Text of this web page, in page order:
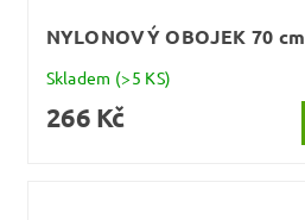
NYLONOVÝ OBOJEK 70 cm
Skladem (>5 KS)
266 Kč